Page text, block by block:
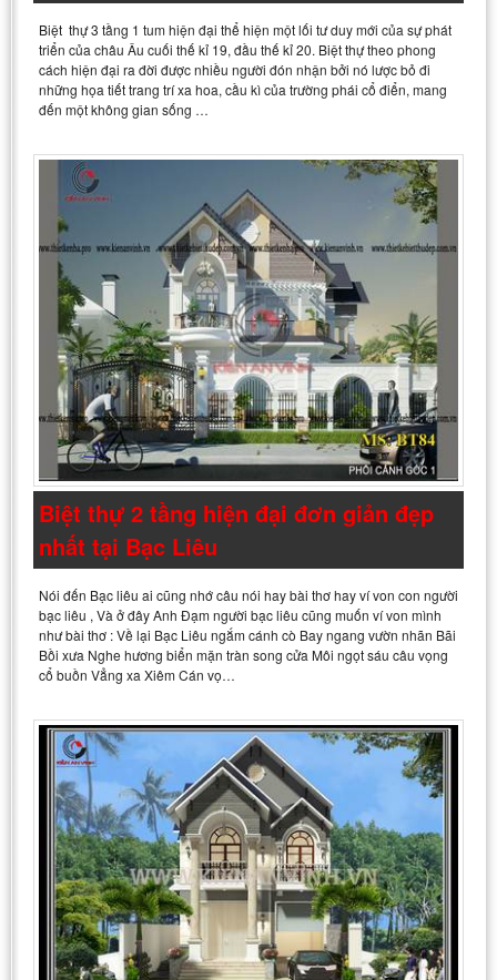
Biệt thự 3 tầng 1 tum hiện đại thể hiện một lối tư duy mới của sự phát
triển của châu Âu cuối thế kỉ 19, đầu thế kỉ 20. Biệt thự theo phong
cách hiện đại ra đời được nhiều người đón nhận bởi nó lược bỏ đi
những họa tiết trang trí xa hoa, cầu kì của trường phái cổ điển, mang
đến một không gian sống …
Biệt thự 2 tầng hiện đại đơn giản đẹp
nhất tại Bạc Liêu
Nói đến Bạc liêu ai cũng nhớ câu nói hay bài thơ hay ví von con người
bạc liêu , Và ở đây Anh Đạm người bạc liêu cũng muốn ví von mình
như bài thơ : Về lại Bạc Liêu ngắm cánh cò Bay ngang vườn nhãn Bãi
Bồi xưa Nghe hương biển mặn tràn song cửa Môi ngọt sáu câu vọng
cổ buồn Vẳng xa Xiêm Cán vọ…